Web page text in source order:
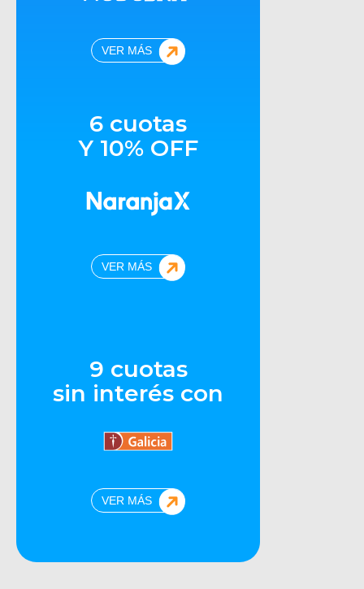
VER MÁS
6 cuotas
Y 10% OFF
VER MÁS
9 cuotas
sin interés con
VER MÁS